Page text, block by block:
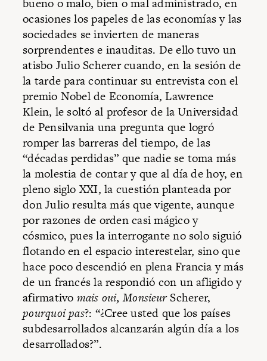
bueno o malo, bien o mal administrado, en
ocasiones los papeles de las economías y las
sociedades se invierten de maneras
sorprendentes e inauditas. De ello tuvo un
atisbo Julio Scherer cuando, en la sesión de
la tarde para continuar su entrevista con el
premio Nobel de Economía, Lawrence
Klein, le soltó al profesor de la Universidad
de Pensilvania una pregunta que logró
romper las barreras del tiempo, de las
“décadas perdidas” que nadie se toma más
la molestia de contar y que al día de hoy, en
pleno siglo XXI, la cuestión planteada por
don Julio resulta más que vigente, aunque
por razones de orden casi mágico y
cósmico, pues la interrogante no solo siguió
flotando en el espacio interestelar, sino que
hace poco descendió en plena Francia y más
de un francés la respondió con un afligido y
afirmativo mais oui, MonsieurScherer,
pourquoi pas?: “¿Cree usted que los países
subdesarrollados alcanzarán algún día a los
desarrollados?”.